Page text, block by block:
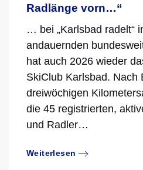
Radlänge vorn…“
… bei „Karlsbad radelt“
andauernden
hat auch 2026 wieder
SkiClub Karlsbad. Nach
dreiwöchigen
die 45 registrierten,
und Radler…
Weiterlesen